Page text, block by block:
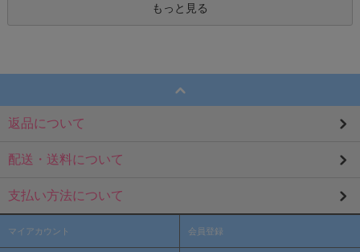
もっと見る
返品について
配送・送料について
支払い方法について
マイアカウント 会員登録